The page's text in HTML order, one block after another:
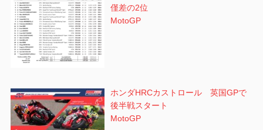
僅差の2位
MotoGP
ホンダHRCカストロール 英国GPで
後半戦スタート
MotoGP